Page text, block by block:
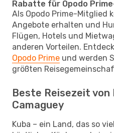
Rabatte für Opodo
Als Opodo Prime-Mitglied
Angebote erhalten und
Flügen, Hotels und
anderen Vorteilen.
Opodo Prime und werden
größten
Beste Reisezeit von
Camaguey
Kuba – ein Land, das so